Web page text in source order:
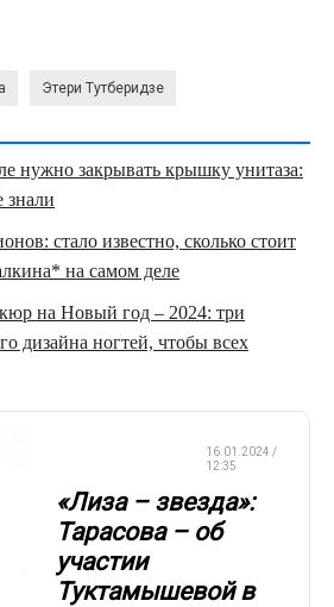
Этери Тутберидзе
нужно закрывать крышку унитаза:
знали
стало известно, сколько стоит
на самом деле
на Новый год – 2024: три
дизайна ногтей, чтобы всех
16.01.2024 /
12:35
«Лиза – звезда»:
Тарасова – об
участии
Туктамышевой в